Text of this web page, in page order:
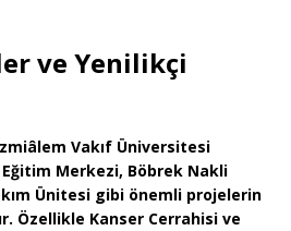
ve Yenilikçi
Vakıf Üniversitesi
Eğitim Merkezi, Böbrek Nakli
Ünitesi gibi önemli projelerin
Özellikle Kanser Cerrahisi ve